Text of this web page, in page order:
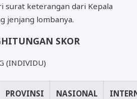
surat keterangan dari Kepala
jenjang lombanya.
SKOR
(INDIVIDU)
PROVINSI NASIONAL